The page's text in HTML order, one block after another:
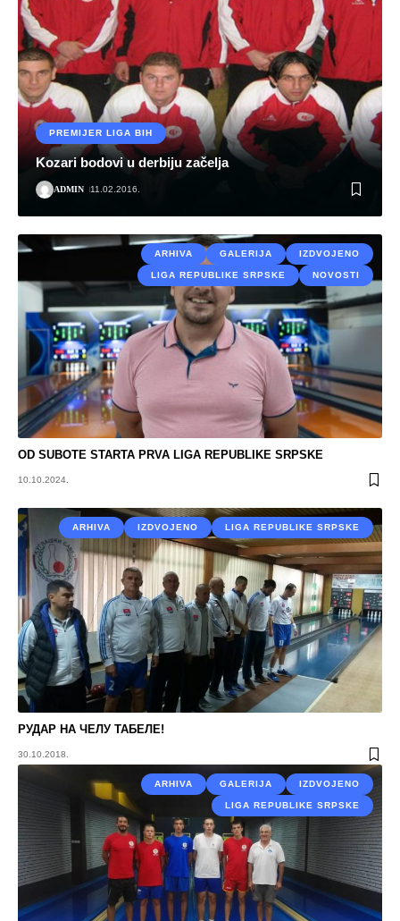
PREMIJER LIGA BIH
Kozari bodovi u derbiju začelja
ADMIN 11.02.2016.
ARHIVA GALERIJA IZDVOJENO
LIGA REPUBLIKE SRPSKE NOVOSTI
OD SUBOTE STARTA PRVA LIGA REPUBLIKE SRPSKE
10.10.2024.
ARHIVA IZDVOJENO LIGA REPUBLIKE SRPSKE
РУДАР НА ЧЕЛУ ТАБЕЛЕ!
30.10.2018.
ARHIVA GALERIJA IZDVOJENO
LIGA REPUBLIKE SRPSKE